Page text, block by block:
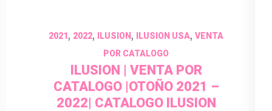
2021, 2022, ILUSION, ILUSION USA, VENTA
POR CATALOGO
ILUSION | VENTA POR
CATALOGO |OTOÑO 2021 –
2022| CATALOGO ILUSION